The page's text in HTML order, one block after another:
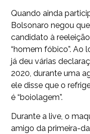
Quando ainda
Bolsonaro negou
candidato à
“homem fóbico”. Ao
já deu várias
2020, durante uma
ele disse que o
é “boiolagem”.
Durante a live, o
amigo da primeira-